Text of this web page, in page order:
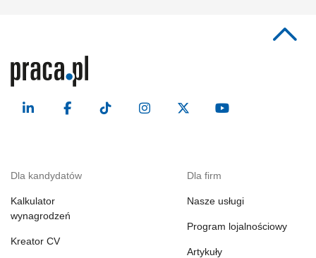
Dla kandydatów
Kalkulator
wynagrodzeń
Kreator CV
Dla firm
Nasze usługi
Program lojalnościowy
Artykuły